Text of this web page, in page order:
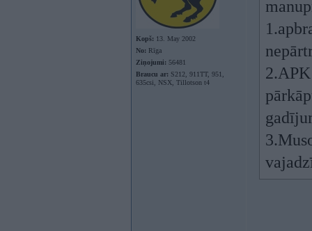
Kopš: 13. May 2002
No: Rīga
Ziņojumi: 56481
Braucu ar: S212, 911TT, 951,
635csi, NSX, Tillotson t4